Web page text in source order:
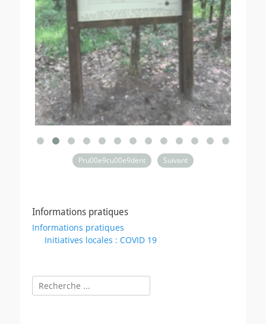
Pru00e9cu00e9dent Suivant
Informations pratiques
Informations pratiques
Initiatives locales : COVID 19
Rechercher :